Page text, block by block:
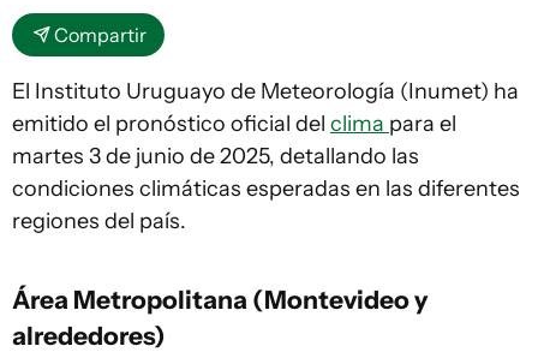
Compartir
El Instituto Uruguayo de Meteorología (Inumet) ha
emitido el pronóstico oficial del clima para el
martes 3 de junio de 2025, detallando las
condiciones climáticas esperadas en las diferentes
regiones del país.
Área Metropolitana (Montevideo y
alrededores)